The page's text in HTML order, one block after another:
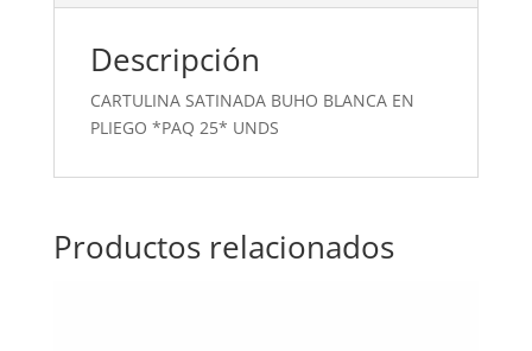
Descripción
CARTULINA SATINADA BUHO BLANCA EN
PLIEGO *PAQ 25* UNDS
Productos relacionados